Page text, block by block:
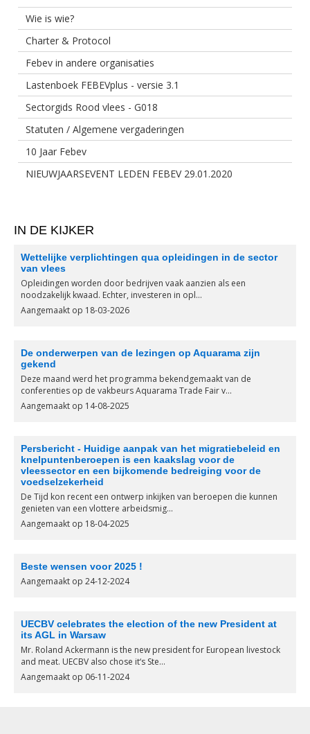
Wie is wie?
Charter & Protocol
Febev in andere organisaties
Lastenboek FEBEVplus - versie 3.1
Sectorgids Rood vlees - G018
Statuten / Algemene vergaderingen
10 Jaar Febev
NIEUWJAARSEVENT LEDEN FEBEV 29.01.2020
IN DE KIJKER
Wettelijke verplichtingen qua opleidingen in de sector
van vlees
Opleidingen worden door bedrijven vaak aanzien als een
noodzakelijk kwaad. Echter, investeren in opl...
Aangemaakt op 18-03-2026
De onderwerpen van de lezingen op Aquarama zijn
gekend
Deze maand werd het programma bekendgemaakt van de
conferenties op de vakbeurs Aquarama Trade Fair v...
Aangemaakt op 14-08-2025
Persbericht - Huidige aanpak van het migratiebeleid en
knelpuntenberoepen is een kaakslag voor de
vleessector en een bijkomende bedreiging voor de
voedselzekerheid
De Tijd kon recent een ontwerp inkijken van beroepen die kunnen
genieten van een vlottere arbeidsmig...
Aangemaakt op 18-04-2025
Beste wensen voor 2025 !
Aangemaakt op 24-12-2024
UECBV celebrates the election of the new President at
its AGL in Warsaw
Mr. Roland Ackermann is the new president for European livestock
and meat. UECBV also chose it‘s Ste...
Aangemaakt op 06-11-2024